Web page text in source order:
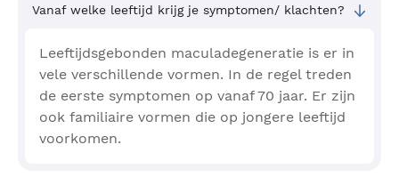
Vanaf welke leeftijd krijg je symptomen/ klachten?
Leeftijdsgebonden maculadegeneratie is er in
vele verschillende vormen. In de regel treden
de eerste symptomen op vanaf 70 jaar. Er zijn
ook familiaire vormen die op jongere leeftijd
voorkomen.